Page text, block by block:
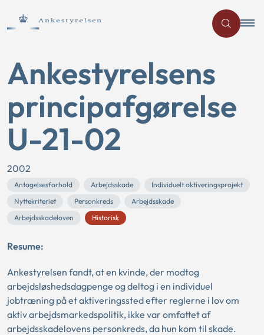
Ankestyrelsens
principafgørelse
U-21-02
2002
Antagelsesforhold Arbejdsskade
Individuelt aktiveringsprojekt
Nyttekriteriet
Personkreds
Arbejdsskade
Arbejdsskadeloven
Historisk
Resume:
Ankestyrelsen fandt, at en kvinde, der modtog
arbejdsløshedsdagpenge og deltog i en individuel
jobtræning på et aktiveringssted efter reglerne i lov om
aktiv arbejdsmarkedspolitik, ikke var omfattet af
arbejdsskadelovens personkreds, da hun kom til skade.